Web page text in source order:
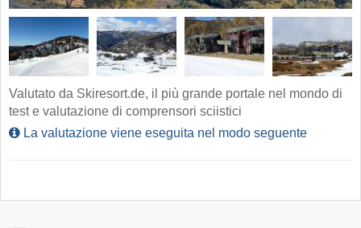
Valutato da Skiresort.de, il più grande portale nel mondo di
test e valutazione di comprensori sciistici
La valutazione viene eseguita nel modo seguente